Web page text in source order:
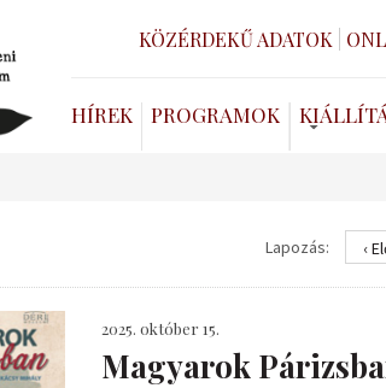
KÖZÉRDEKŰ ADATOK
HÍREK PROGRAMOK
Lapozás: ‹
2025. október 15.
​Magyarok